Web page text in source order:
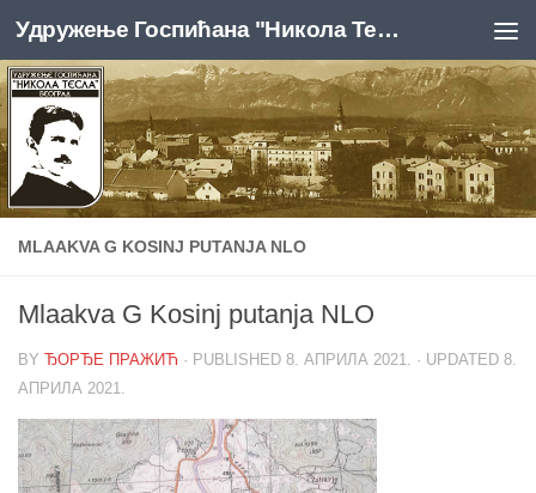
Skip to content Удружење Госпићана "Никола Тесла", Београд
MLAAKVA G KOSINJ PUTANJA NLO
Mlaakva G Kosinj putanja NLO
BY ЂОРЂЕ ПРАЖИЋ · PUBLISHED 8. АПРИЛА 2021. · UPDATED 8.
АПРИЛА 2021.